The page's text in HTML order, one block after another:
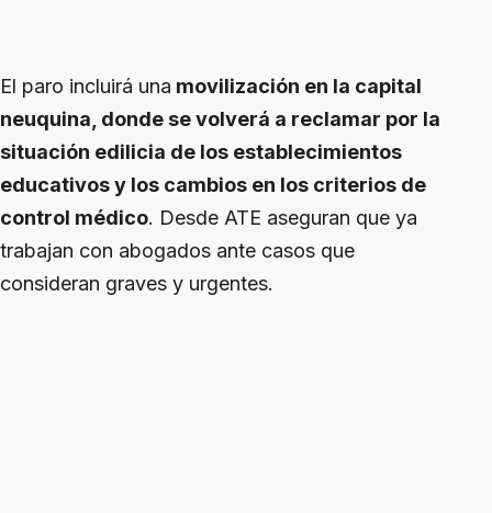
El paro incluirá una movilización en la capital
neuquina, donde se volverá a reclamar por la
situación edilicia de los establecimientos
educativos y los cambios en los criterios de
control médico. Desde ATE aseguran que ya
trabajan con abogados ante casos que
consideran graves y urgentes.